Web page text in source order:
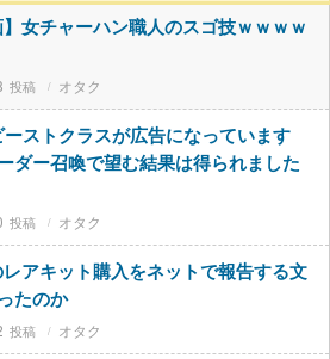
】女チャーハン職人のスゴ技ｗｗｗｗ
オタク
ーストクラスが広告になっています
ダー召喚で望む結果は得られました
オタク
アキット購入をネットで報告する文
たのか
オタク